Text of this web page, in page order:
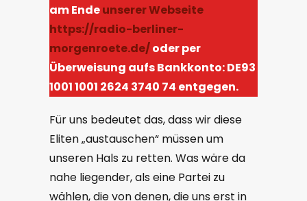
am Endeunserer Webseite
https://radio-berliner-
morgenroete.de/oder per
Überweisung aufs Bankkonto: DE93
1001 1001 2624 3740 74 entgegen.
Für uns bedeutet das, dass wir diese
Eliten „austauschen“ müssen um
unseren Hals zu retten. Was wäre da
nahe liegender, als eine Partei zu
wählen, die von denen, die uns erst in